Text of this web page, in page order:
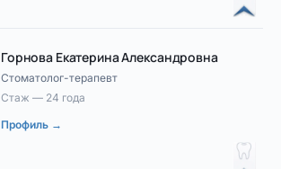
Горнова Екатерина Александровна
Стоматолог-терапевт
Стаж — 24 года
Профиль →